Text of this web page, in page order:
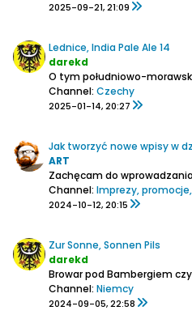
2025-09-21, 21:09
Lednice, India Pale Ale 14
darekd
Channel: Czechy
2025-01-14, 20:27
Jak tworzyć nowe wpisy w
ART
Channel: Imprezy,
2024-10-12, 20:15
Zur Sonne, Sonnen Pils
darekd
Browar pod Bambergiem
Channel: Niemcy
2024-09-05, 22:58